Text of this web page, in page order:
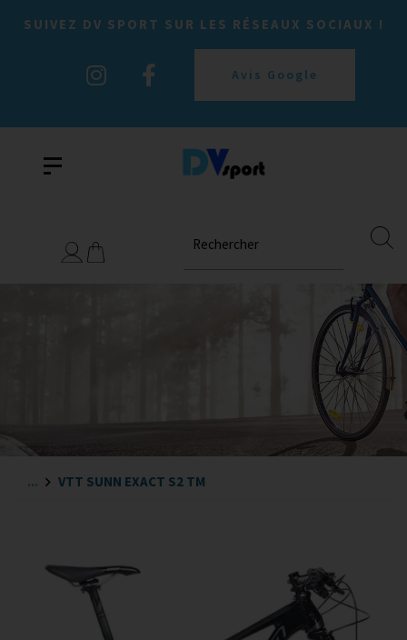
SUIVEZ DV SPORT SUR LES RÉSEAUX SOCIAUX !
Avis Google
Rechercher
... VTT SUNN EXACT S2 TM